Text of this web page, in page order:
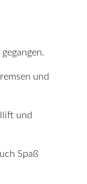
und
und
Spaß